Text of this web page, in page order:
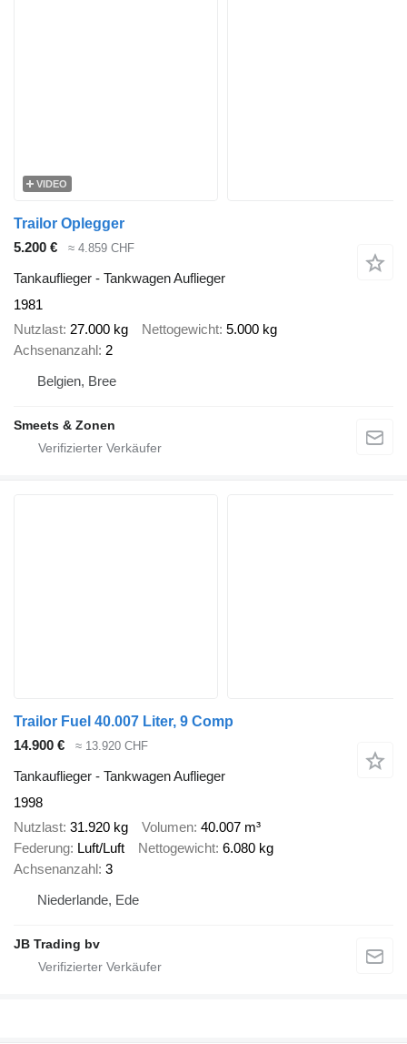
VIDEO
Trailor Oplegger
5.200 €
≈ 4.859 CHF
Tankauflieger - Tankwagen Auflieger
1981
Nutzlast 27.000 kg Nettogewicht 5.000 kg
Achsenanzahl 2
Belgien, Bree
Smeets & Zonen
Trailor Fuel 40.007 Liter, 9 Comp
14.900 €
≈ 13.920 CHF
Tankauflieger - Tankwagen Auflieger
1998
Nutzlast 31.920 kg Volumen 40.007 m³
Federung Luft/Luft Nettogewicht 6.080 kg
Achsenanzahl 3
Niederlande, Ede
JB Trading bv